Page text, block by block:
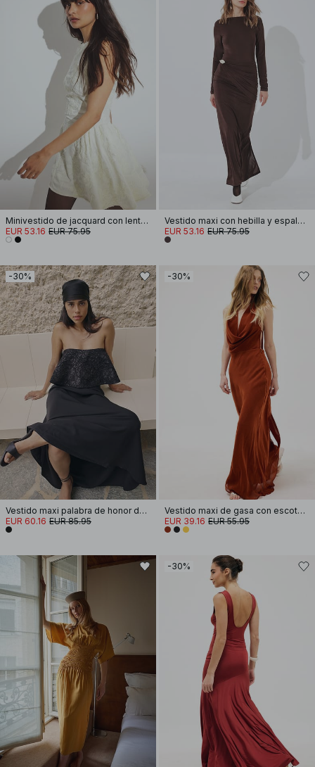
Minivestido de jacquard con lentejuelas y volantes en la cadera
EUR 53.16 EUR 75.95
Vestido maxi con hebilla y espalda abierta
EUR 53.16 EUR 75.95
-30%
Vestido maxi palabra de honor de jacquard con volumen
EUR 60.16 EUR 85.95
-30%
Vestido maxi de gasa con escote en cascada y pañuelo
EUR 39.16 EUR 55.95
-30%